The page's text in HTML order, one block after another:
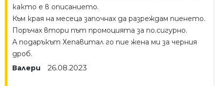
както е в описанието.
Към края на месеца започнах да разреждам пиенето.
Поръчах втори път промоцията за по.сигурно.
А подаръкът Хепавитал го пие жена ми за черния
дроб.
Валери
26.08.2023